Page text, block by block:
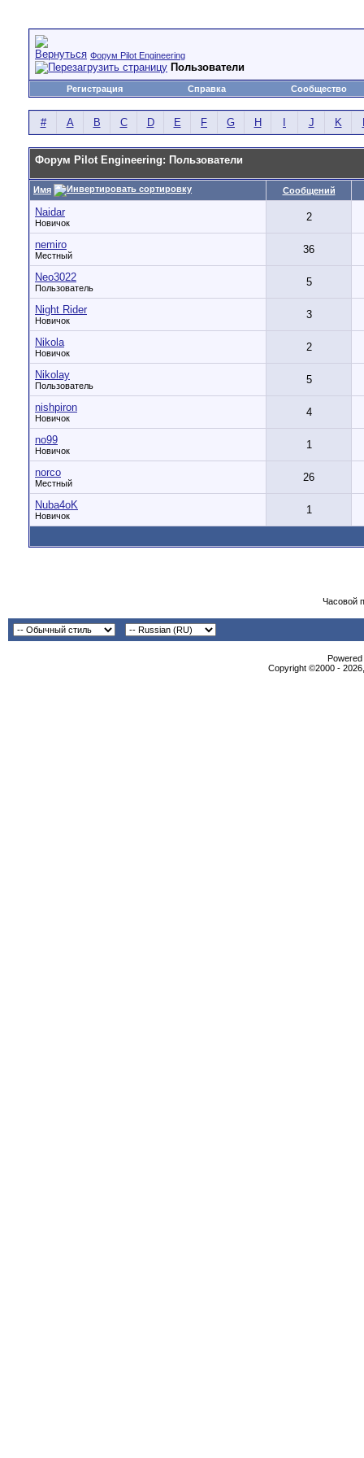
Форум Pilot Engineering
Пользователи
Регистрация Справка Сообщество
# A B C D E F G H J K
Форум Pilot Engineering: Пользователи
Имя Сообщений
Naidar
Новичок 2
nemiro
Местный 36
Neo3022
Пользователь 5
Night Rider
Новичок 3
Nikola
Новичок 2
Nikolay
Пользователь 5
nishpiron
Новичок 4
no99
Новичок 1
norco
Местный 26
Nuba4oK
Новичок 1
Часовой
Copyright ©2000 -